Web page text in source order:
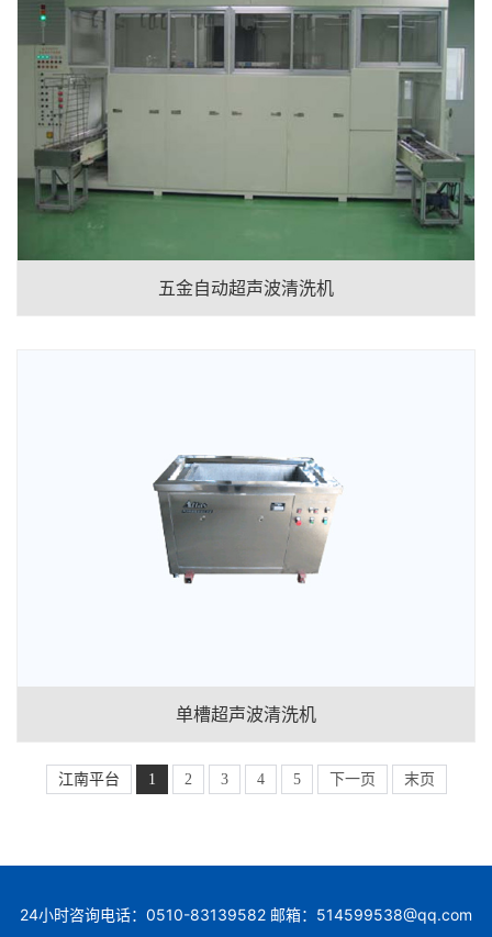
五金自动超声波清洗机
单槽超声波清洗机
江南平台 1 2 3 4 5 下一页 末页
24小时咨询电话：0510-83139582 邮箱：514599538@qq.com